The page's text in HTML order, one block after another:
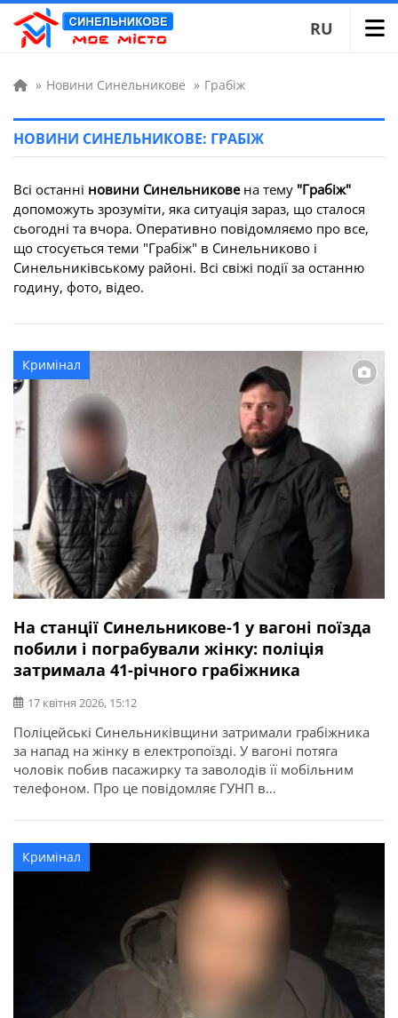
RU
» Новини Синельникове » Грабіж
НОВИНИ СИНЕЛЬНИКОВЕ: ГРАБІЖ
Всі останні новини Синельниковена тему "Грабіж"
допоможуть зрозуміти, яка ситуація зараз, що сталося
сьогодні та вчора. Оперативно повідомляємо про все,
що стосується теми "Грабіж" в Синельниково і
Синельниківському районі. Всі свіжі події за останню
годину, фото, відео.
Кримінал
На станції Синельникове-1 у вагоні поїзда
побили і пограбували жінку: поліція
затримала 41-річного грабіжника
17 квітня 2026, 15:12
Поліцейські Синельниківщини затримали грабіжника
за напад на жінку в електропоїзді. У вагоні потяга
чоловік побив пасажирку та заволодів її мобільним
телефоном. Про це повідомляє ГУНП в
районного управління поліції 9 квітня надійшло
повідомлення від місцевої мешканки про подію у вагоні
електропоїзда сполученням «Дніпро – Павлоград».
Близько 18:00, коли потяг перебував на […]
Кримінал